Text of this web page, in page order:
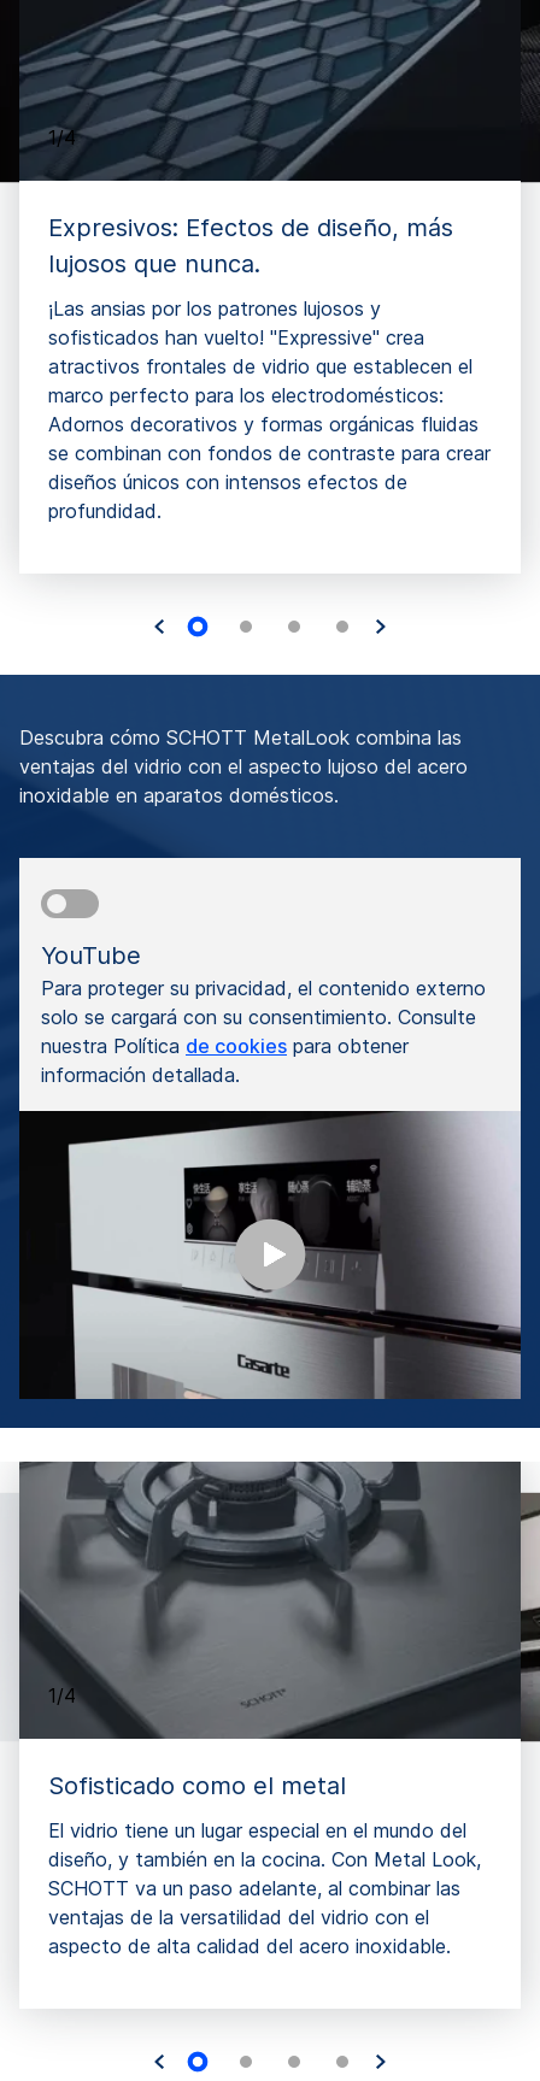
1/4
Expresivos: Efectos de diseño, más
lujosos que nunca.
¡Las ansias por los patrones lujosos y
sofisticados han vuelto! "Expressive" crea
atractivos frontales de vidrio que establecen el
marco perfecto para los electrodomésticos:
Adornos decorativos y formas orgánicas fluidas
se combinan con fondos de contraste para crear
diseños únicos con intensos efectos de
profundidad.
Descubra cómo SCHOTT MetalLook combina las
ventajas del vidrio con el aspecto lujoso del acero
inoxidable en aparatos domésticos.
YouTube
Para proteger su privacidad, el contenido externo
solo se cargará con su consentimiento. Consulte
nuestra Política de cookies para obtener
información detallada.
1/4
Sofisticado como el metal
El vidrio tiene un lugar especial en el mundo del
diseño, y también en la cocina. Con Metal Look,
SCHOTT va un paso adelante, al combinar las
ventajas de la versatilidad del vidrio con el
aspecto de alta calidad del acero inoxidable.